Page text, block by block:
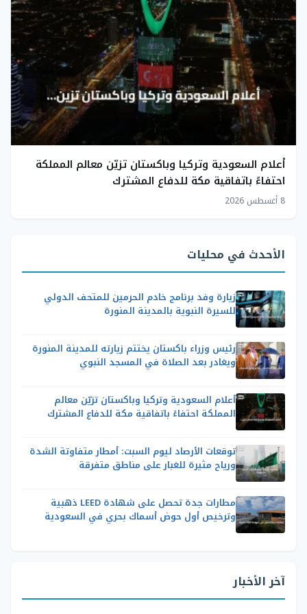
أعلام السعودية وتركيا وباكستان تزيّن معالم المملكة
احتفاءً باتفاقية مكة للدفاع المشترك
8 أغسطس 2026
الأحدث في محليات
زيارة وفد برنامج خادم الحرمين للمتحف الدولي
للسيرة النبوية بالمدينة المنورة
رئيس وزراء باكستان يختتم زيارته للمدينة المنورة
ويغادر بعد الصلاة في المسجد النبوي
أعلام السعودية وتركيا وباكستان تزيّن معالم
المملكة احتفاءً باتفاقية مكة للدفاع المشترك
توقعات الأرصاد ليوم السبت: أمطار متفاوتة الشدة
ورياح مثيرة للغبار على مناطق متفرقة
مطارات جدة تحصل على شهادة LEED ذهبية
وترخيص أول حوض أسماك بحري في السعودية
آخر الأخبار